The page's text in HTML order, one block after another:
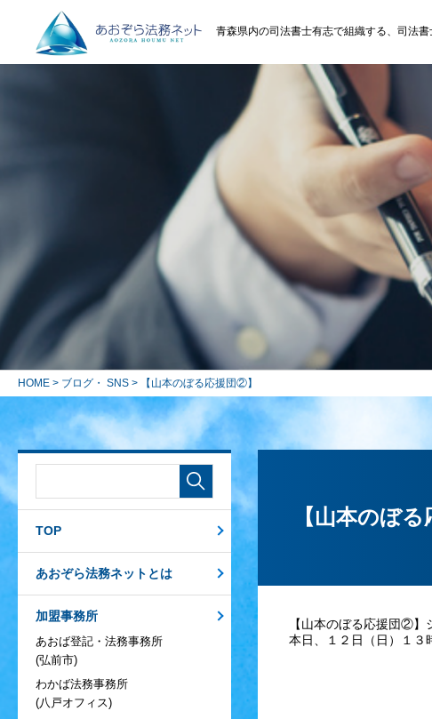
青森県内の司法書士有志で組織する、司法
HOME > ブログ・ SNS > 【山本のぼる応援団②】
【山本のぼ
【山本のぼる応援団②】
本日、１２日（日）１３
TOP
あおぞら法務ネットとは
加盟事務所
あおば登記・法務事務所
(弘前市)
わかば法務事務所
(八戸オフィス)